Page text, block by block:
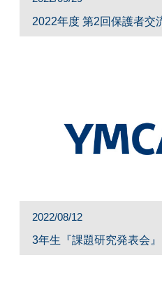
2022年度 第2回保護者交
2022/08/12
3年生『課題研究発表会』